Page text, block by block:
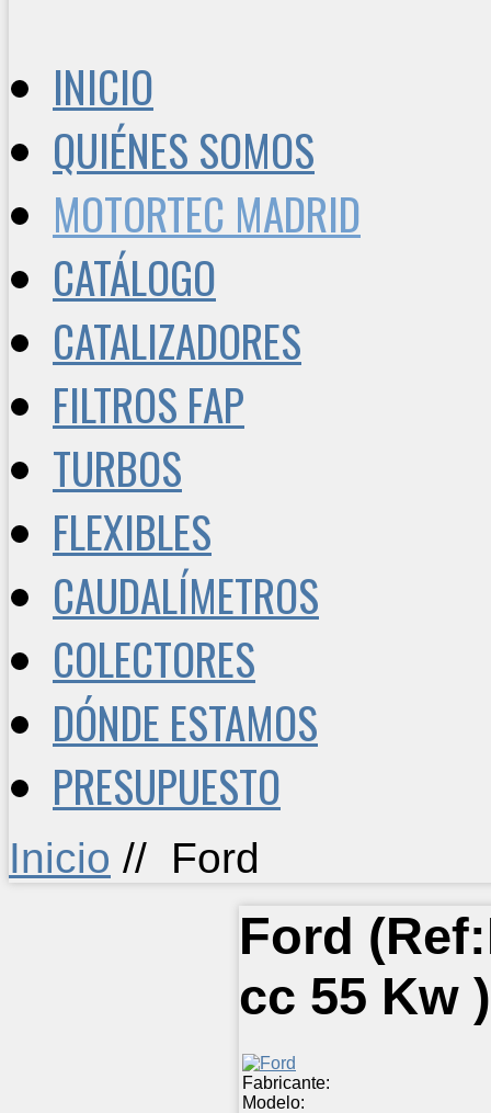
INICIO
QUIÉNES SOMOS
MOTORTEC MADRID
CATÁLOGO
CATALIZADORES
FILTROS FAP
TURBOS
FLEXIBLES
CAUDALÍMETROS
COLECTORES
DÓNDE ESTAMOS
PRESUPUESTO
Inicio // Ford
Ford (Ref:
cc 55 Kw )
Fabricante:
Modelo: